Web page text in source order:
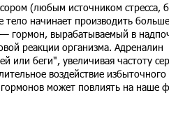
(любым источником стресса,
начинает производить
гормон, вырабатываемый в
реакции организма. Адреналин
или беги", увеличивая частоту
воздействие избыточного
может повлиять на наше